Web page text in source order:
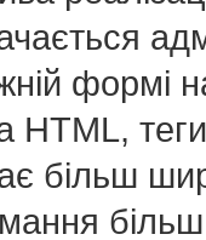
формі
більш